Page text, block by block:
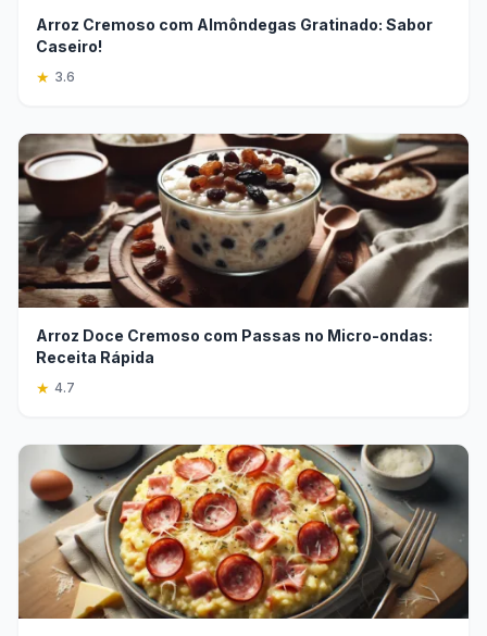
Arroz Cremoso com Almôndegas Gratinado: Sabor
Caseiro!
★ 3.6
Arroz Doce Cremoso com Passas no Micro-ondas:
Receita Rápida
★ 4.7